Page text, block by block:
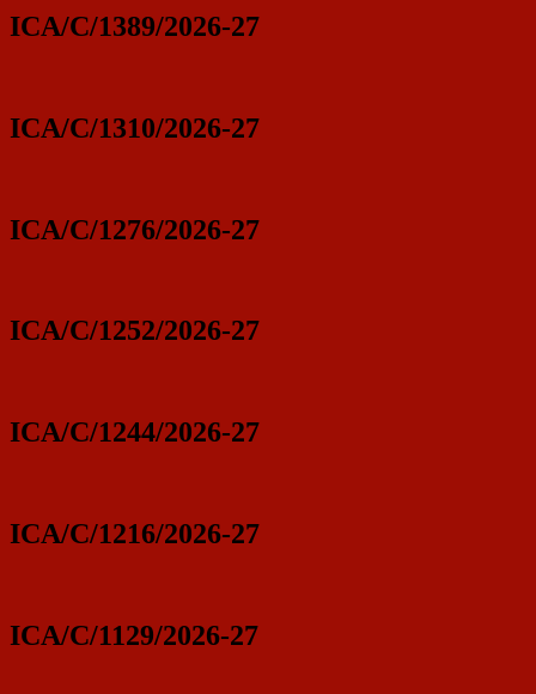
ICA/C/1389/2026-27
ICA/C/1310/2026-27
ICA/C/1276/2026-27
ICA/C/1252/2026-27
ICA/C/1244/2026-27
ICA/C/1216/2026-27
ICA/C/1129/2026-27